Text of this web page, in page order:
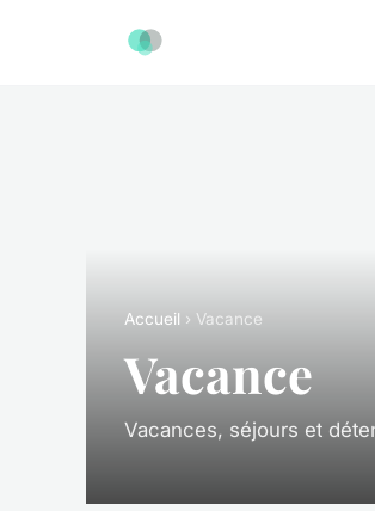
Accueil › Vacance
Vacance
Vacances, séjours et